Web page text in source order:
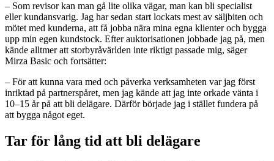
– Som revisor kan man gå lite olika vägar, man kan bli specialist
eller kundansvarig. Jag har sedan start lockats mest av säljbiten och
mötet med kunderna, att få jobba nära mina egna klienter och bygga
upp min egen kundstock. Efter auktorisationen jobbade jag på, men
kände alltmer att storbyråvärlden inte riktigt passade mig, säger
Mirza Basic och fortsätter:
– För att kunna vara med och påverka verksamheten var jag först
inriktad på partnerspåret, men jag kände att jag inte orkade vänta i
10–15 år på att bli delägare. Därför började jag i stället fundera på
att bygga något eget.
Tar för lång tid att bli delägare